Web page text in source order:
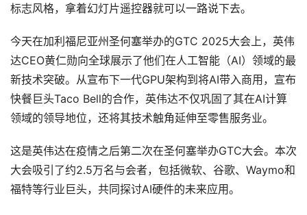
标志风格，拿着幻灯片遥控器就可以一路说下去。
今天在加利福尼亚州圣何塞举办的GTC 2025大会上，英伟
达CEO黄仁勋向全球展示了他们在人工智能（AI）领域的最
新技术突破。从宣布下一代GPU架构到将AI带入商用，宣布
快餐巨头Taco Bell的合作，英伟达不仅巩固了其在AI计算
领域的领导地位，还将其技术触角延伸至零售服务业。
这是英伟达在疫情之后第二次在圣何塞举办GTC大会。本次
大会吸引了约2.5万名与会者，包括微软、谷歌、Waymo和
福特等行业巨头，共同探讨AI硬件的未来应用。